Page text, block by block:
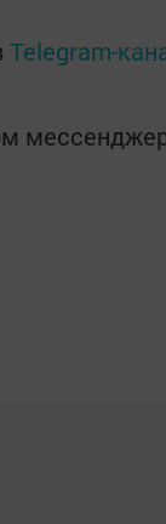
Telegram-